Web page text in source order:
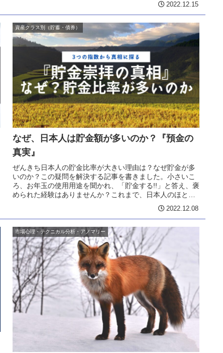
2022.12.15
資産クラス別（貯蓄・債券）
なぜ、日本人は貯金額が多いのか？『預金の
真実』
ぜんきち日本人の貯金比率が大きい理由は？なぜ貯金が多
いのか？この疑問を解決する記事を書きました。小さいこ
ろ、お年玉の使用用途を聞かれ、「貯金する!!」と答え、褒
められた経験はありませんか？これまで、日本人のほとん
2022.12.08
市場心理・テクニカル分析・アノマリー